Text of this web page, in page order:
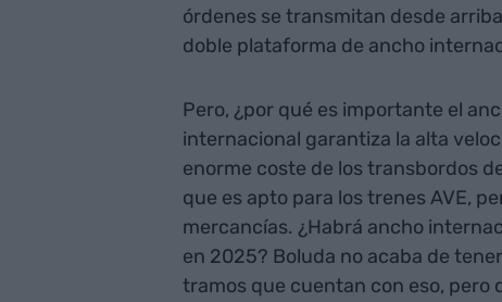
órdenes se transmitan desde
doble plataforma de ancho
Pero, ¿por qué es importante el
internacional garantiza la alta
enorme coste de los transbordos
que es apto para los trenes AVE,
mercancías. ¿Habrá ancho
en 2025? Boluda no acaba de
tramos que cuentan con eso, pero